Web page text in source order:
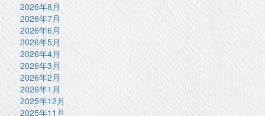
2026年8月
2026年7月
2026年6月
2026年5月
2026年4月
2026年3月
2026年2月
2026年1月
2025年12月
2025年11月